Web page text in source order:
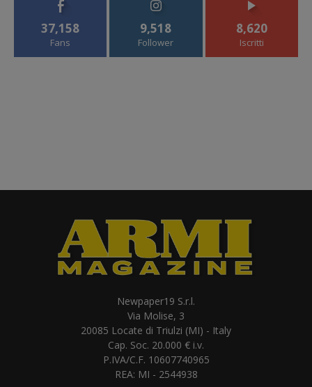
37,158
Fans
9,518
Follower
8,620
Iscritti
Newpaper19 S.r.l.
Via Molise, 3
20085 Locate di Triulzi (MI) - Italy
Cap. Soc. 20.000 € i.v.
P.IVA/C.F. 10607740965
REA: MI - 2544938